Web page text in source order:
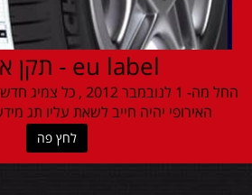
eu label - תקן ארופאי
החל מה- 1 לנובמבר
האירופי יהיה חייב לשאת עליו תג
לחץ פה